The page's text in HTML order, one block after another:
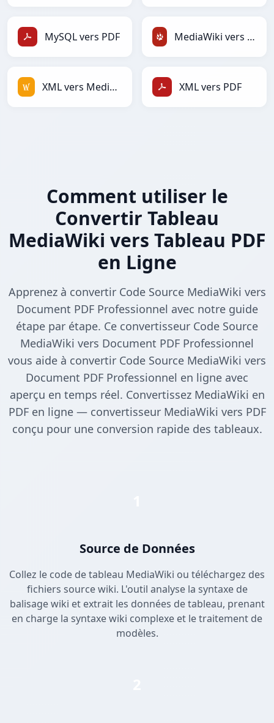
MySQL vers PDF MediaWiki vers TracWiki
XML vers MediaWiki XML vers PDF
Comment utiliser le
Convertir Tableau
MediaWiki vers Tableau PDF
en Ligne
Apprenez à convertir Code Source MediaWiki vers
Document PDF Professionnel avec notre guide
étape par étape. Ce convertisseur Code Source
MediaWiki vers Document PDF Professionnel
vous aide à convertir Code Source MediaWiki vers
Document PDF Professionnel en ligne avec
aperçu en temps réel. Convertissez MediaWiki en
PDF en ligne — convertisseur MediaWiki vers PDF
conçu pour une conversion rapide des tableaux.
Source de Données
Collez le code de tableau MediaWiki ou téléchargez des
fichiers source wiki. L'outil analyse la syntaxe de
balisage wiki et extrait les données de tableau, prenant
en charge la syntaxe wiki complexe et le traitement de
modèles.